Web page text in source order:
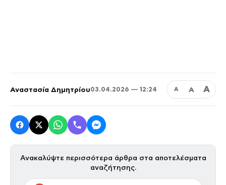
Αναστασία Δημητρίου03.04.2026 — 12:24 Α Α Α
Ανακαλύψτε περισσότερα άρθρα στα αποτελέσματα
αναζήτησης.